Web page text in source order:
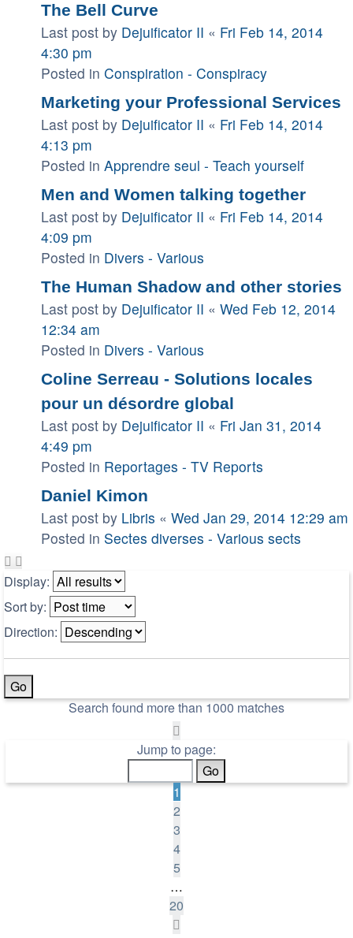
The Bell Curve
Last post by Dejuificator II « Fri Feb 14, 2014
4:30 pm
Posted in Conspiration - Conspiracy
Marketing your Professional Services
Last post by Dejuificator II « Fri Feb 14, 2014
4:13 pm
Posted in Apprendre seul - Teach yourself
Men and Women talking together
Last post by Dejuificator II « Fri Feb 14, 2014
4:09 pm
Posted in Divers - Various
The Human Shadow and other stories
Last post by Dejuificator II « Wed Feb 12, 2014
12:34 am
Posted in Divers - Various
Coline Serreau - Solutions locales
pour un désordre global
Last post by Dejuificator II « Fri Jan 31, 2014
4:49 pm
Posted in Reportages - TV Reports
Daniel Kimon
Last post by Libris « Wed Jan 29, 2014 12:29 am
Posted in Sectes diverses - Various sects
Display:
Sort by:
Direction:
Search found more than 1000 matches
1
20
Jump to page:
1
2
3
4
5
…
20